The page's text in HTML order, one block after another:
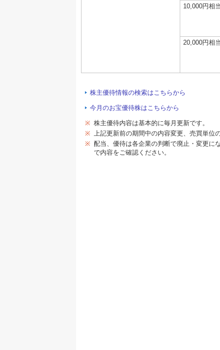
10,000円相
20,000円相
株主優待情報の検索はこちらから
今月のお宝優待株はこちらから
※ 株主優待内容は基本的に毎月更新です。
※ 上記更新前の期間中の内容変更、売買単位
※ 配当、優待は各企業の判断で廃止・変更に
で内容をご確認ください。